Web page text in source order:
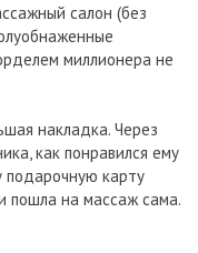
салон (без
миллионера не
накладка. Через
как понравился ему
подарочную карту
пошла на массаж сама.